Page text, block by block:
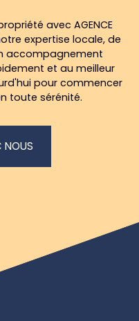
avec AGENCE
notre expertise locale, de
accompagnement
et au meilleur
pour commencer
toute sérénité.
NOUS